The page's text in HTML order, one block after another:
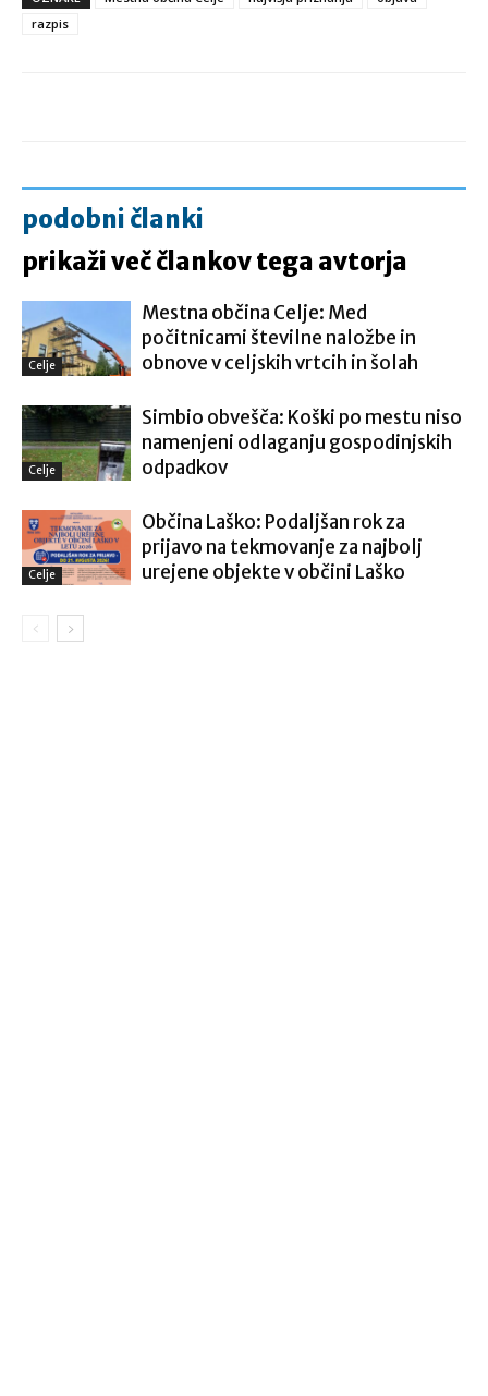
razpis
podobni članki
prikaži več člankov tega avtorja
Celje
Mestna občina Celje: Med
počitnicami številne naložbe in
obnove v celjskih vrtcih in šolah
Celje
Simbio obvešča: Koški po mestu niso
namenjeni odlaganju gospodinjskih
odpadkov
Celje
Občina Laško: Podaljšan rok za
prijavo na tekmovanje za najbolj
urejene objekte v občini Laško